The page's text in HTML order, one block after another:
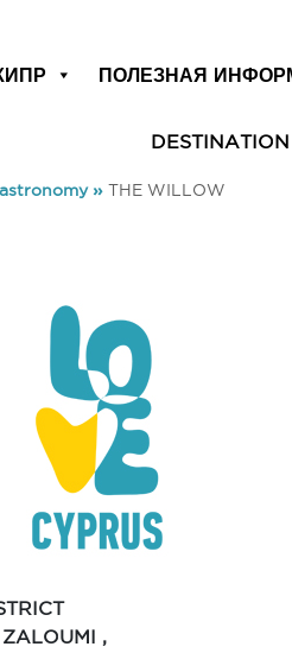
ПОЛЕЗНАЯ
» THE WILLOW
,